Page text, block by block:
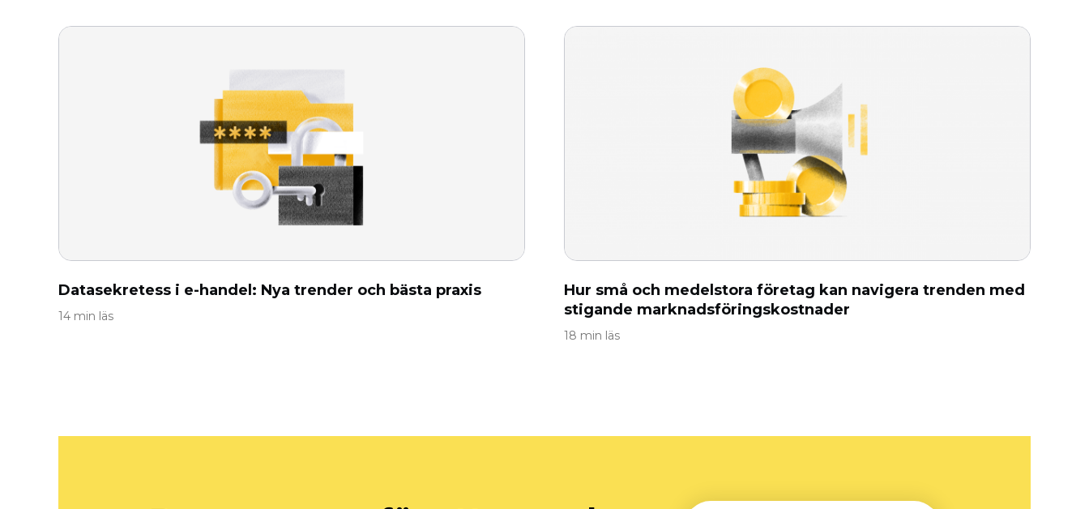
Datasekretess i e-handel: Nya trender och bästa praxis
14 min läs
Hur små och medelstora företag kan navigera trenden med
stigande marknadsföringskostnader
18 min läs